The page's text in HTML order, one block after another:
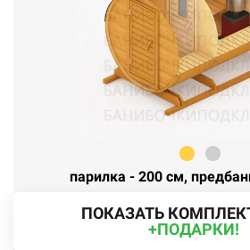
парилка - 200 см,
ПОКАЗАТЬ
+ПОДАРКИ!